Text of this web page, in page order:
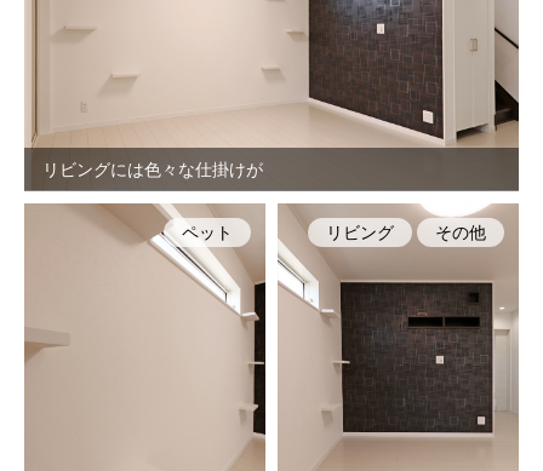
リビングには色々な仕掛けが
ペット リビング その他